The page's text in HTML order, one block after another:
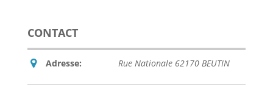
CONTACT
Adresse: Rue Nationale 62170 BEUTIN